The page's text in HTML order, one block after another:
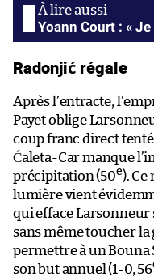
Yoann Court : «
Radonjić régale
Après l’entracte,
Payet oblige
coup franc direct
Ćaleta-Car manque
précipitation (50e). Ce
lumière vient
qui efface Larsonneur
sans même toucher
permettre à un Bouna
son but annuel (1-0, 56